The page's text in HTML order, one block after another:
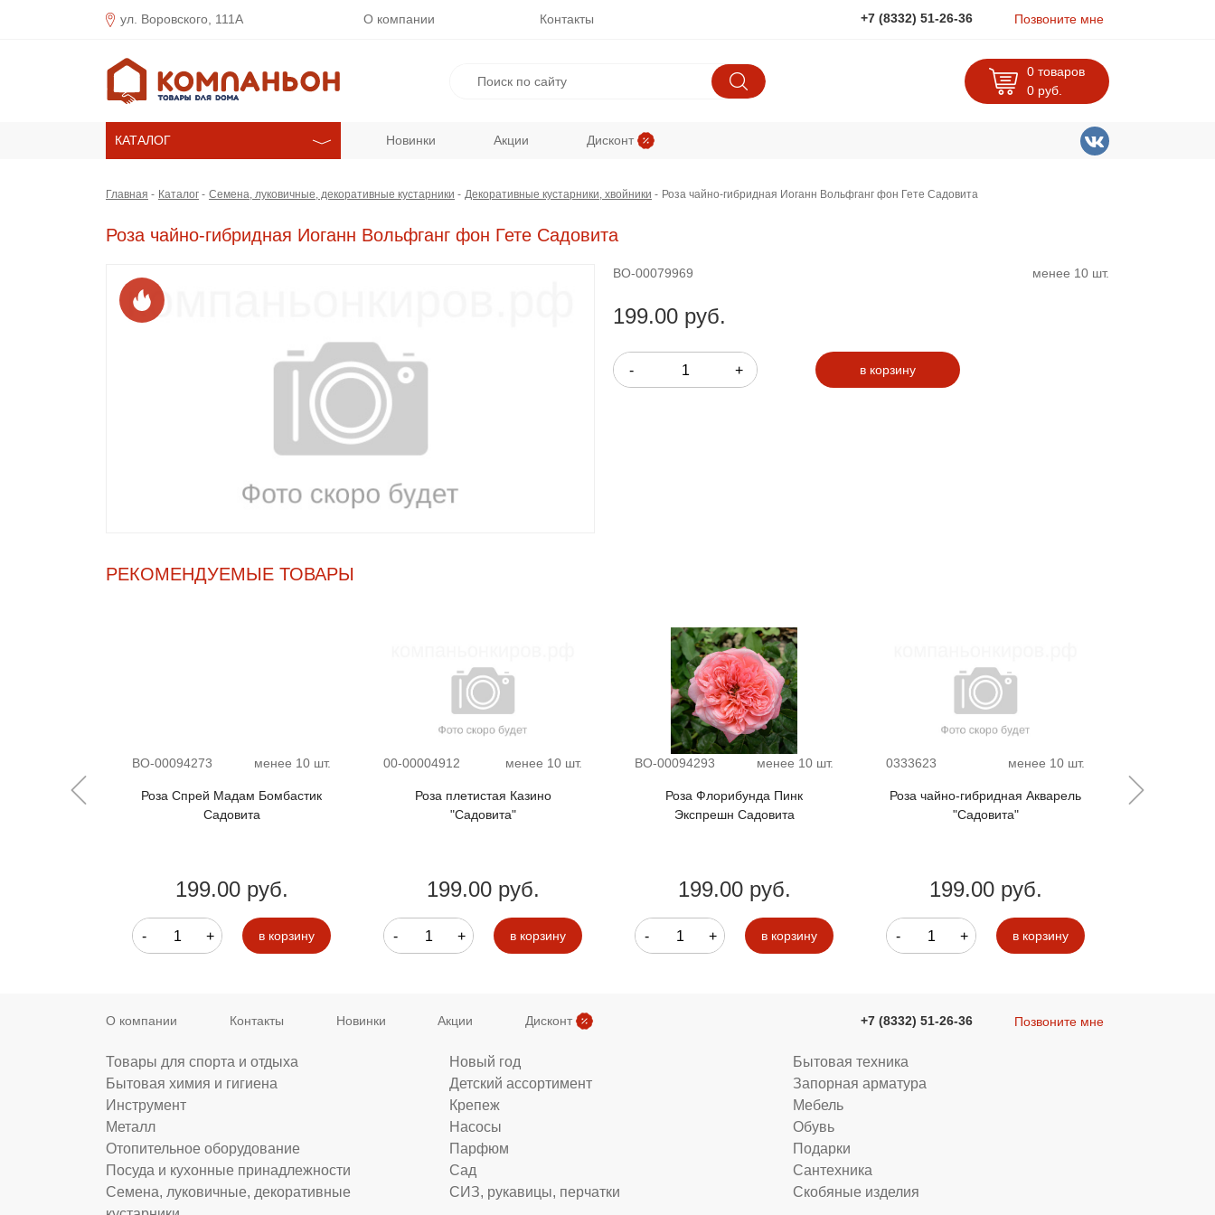
ул. Воровского, 111А О компании Контакты +7 (8332) 51-26-36 Позвоните мне
0 товаров
0 руб.
КАТАЛОГ Новинки Акции Дисконт
Главная Каталог Семена, луковичные, декоративные кустарники Декоративные кустарники, хвойники Роза чайно-гибридная Иоганн Вольфганг фон Гете Садовита
Роза чайно-гибридная Иоганн Вольфганг фон Гете Садовита
ВО-00079969 менее 10 шт.
199.00 руб.
- + в корзину
РЕКОМЕНДУЕМЫЕ ТОВАРЫ
Долл
ВО-00094273 менее 10 шт.
Роза Спрей Мадам Бомбастик
Садовита
199.00 руб.
- + в корзину
00-00004912 менее 10 шт.
Роза плетистая Казино
"Садовита"
199.00 руб.
- + в корзину
ВО-00094293 менее 10 шт.
Роза Флорибунда Пинк
Экспрешн Садовита
199.00 руб.
- + в корзину
0333623 менее 10 шт.
Роза чайно-гибридная Акварель
"Садовита"
199.00 руб.
- + в корзину
О компании Контакты Новинки Акции Дисконт +7 (8332) 51-26-36 Позвоните мне
Товары для спорта и отдыха Новый год
Бытовая техника
Бытовая химия и гигиена
Детский ассортимент
Запорная арматура
Инструмент
Крепеж
Мебель
Металл
Насосы
Обувь
Отопительное оборудование
Парфюм
Подарки
Посуда и кухонные принадлежности
Сад
Сантехника
Семена, луковичные, декоративные
СИЗ, рукавицы, перчатки Скобяные изделия